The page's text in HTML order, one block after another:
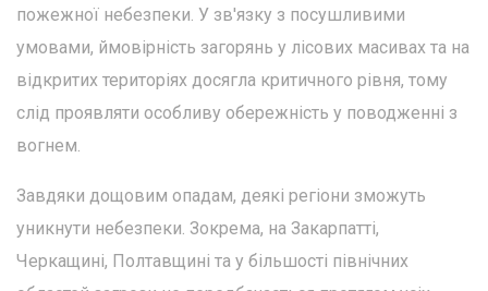
пожежної небезпеки. У зв'язку з посушливими
умовами, ймовірність загорянь у лісових масивах та на
відкритих територіях досягла критичного рівня, тому
слід проявляти особливу обережність у поводженні з
вогнем.
Завдяки дощовим опадам, деякі регіони зможуть
уникнути небезпеки. Зокрема, на Закарпатті,
Черкащині, Полтавщині та у більшості північних